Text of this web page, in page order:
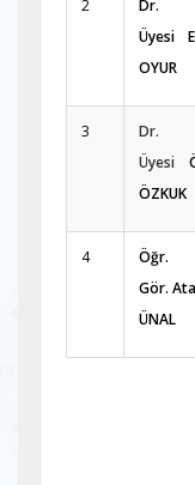
2
Dr.
Üyesi
OYUR
3
Dr.
Üyesi
ÖZKUK
4
Öğr.
Gör.
ÜNAL